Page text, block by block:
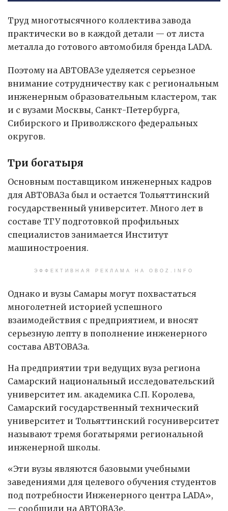
Труд многотысячного коллектива завода
практически во в каждой детали — от листа
металла до готового автомобиля бренда LADA.
Поэтому на АВТОВАЗе уделяется серьезное
внимание сотрудничеству как с региональным
инженерным образовательным кластером, так
и с вузами Москвы, Санкт-Петербурга,
Сибирского и Приволжского федеральных
округов.
Три богатыря
Основным поставщиком инженерных кадров
для АВТОВАЗа был и остается Тольяттинский
государственный университет. Много лет в
составе ТГУ подготовкой профильных
специалистов занимается Институт
машиностроения.
ЭФФЕКТИВНАЯ РЕКЛАМА НА OBOZ.INFO
Однако и вузы Самары могут похвастаться
многолетней историей успешного
взаимодействия с предприятием, и вносят
серьезную лепту в пополнение инженерного
состава АВТОВАЗа.
На предприятии три ведущих вуза региона
Самарский национальный исследовательский
университет им. академика С.П. Королева,
Самарский государственный технический
университет и Тольяттинский госуниверситет
называют тремя богатырями региональной
инженерной школы.
«Эти вузы являются базовыми учебными
заведениями для целевого обучения студентов
под потребности Инженерного центра LADA»,
— сообщили на АВТОВАЗе.